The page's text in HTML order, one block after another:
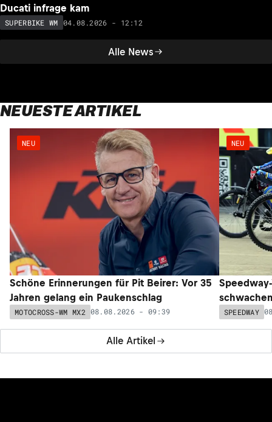
Alle News
Ducati infrage kam
SUPERBIKE WM 04.08.2026 - 12:12
NEUESTE ARTIKEL
Alle Artikel
NEU
Schöne Erinnerungen für Pit Beirer: Vor 35
Jahren gelang ein Paukenschlag
MOTOCROSS-WM MX2 08.08.2026 - 09:39
NEU
SPEEDWAY